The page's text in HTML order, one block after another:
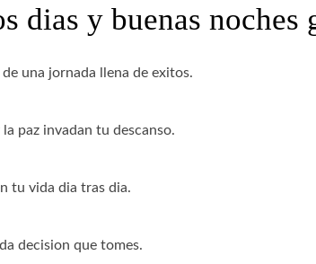
dias y buenas noches
una jornada llena de exitos.
paz invadan tu descanso.
tu vida dia tras dia.
decision que tomes.